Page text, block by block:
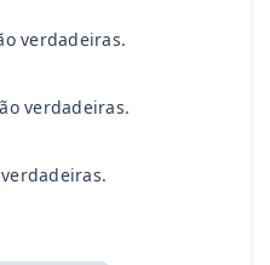
verdadeiras.
verdadeiras.